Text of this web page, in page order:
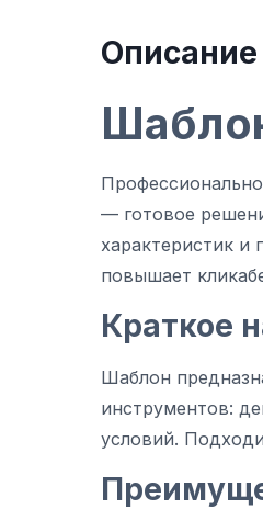
— готовое
характеристик и
повышает
Краткое
Шаблон
инструментов:
условий.